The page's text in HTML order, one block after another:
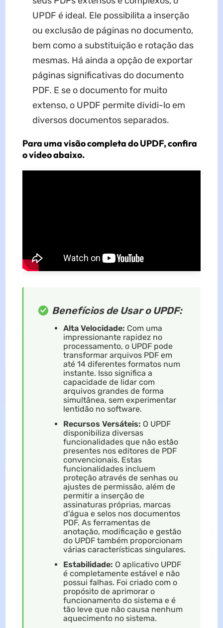
UPDF é ideal. Ele possibilita a inserção
ou exclusão de páginas no documento,
bem como a substituição e rotação das
mesmas. Há ainda a opção de exportar
páginas significativas do documento
PDF. E se o documento for muito
extenso, o UPDF permite dividi-lo em
diversos documentos separados.
Para uma visão completa do UPDF, confira
o vídeo abaixo.
Benefícios de Usar o UPDF:
Alta Velocidade: Com uma
impressionante rapidez no
processamento, o UPDF pode
transformar arquivos PDF em
até 14 diferentes formatos num
instante. Isso significa a
capacidade de lidar com
arquivos grandes de forma
simultânea, sem experimentar
lentidão no software.
Recursos Versáteis: O UPDF
disponibiliza diversas
funcionalidades que não estão
presentes nos editores de PDF
convencionais. Estas
funcionalidades incluem
proteção através de senhas ou
ajustes de permissão, além de
permitir a inserção de
assinaturas próprias, marcas
d'água e selos nos documentos
PDF. As ferramentas de
anotação, modificação e gestão
do UPDF também proporcionam
várias características singulares.
Estabilidade: O aplicativo UPDF
é completamente estável e não
possui falhas. Foi criado com o
propósito de aprimorar o
funcionamento do sistema e é
tão leve que não causa nenhum
aquecimento no sistema.